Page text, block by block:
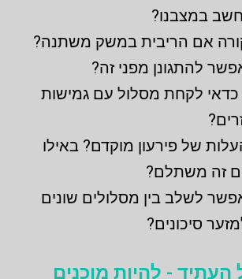
במצבנו?
אם הריבית במשק משתנה?
להתגונן מפני זה?
לקחת מסלול עם גמישות
של פירעון מוקדם? באילו
זה משתלם?
לשלב בין מסלולים שונים
סיכונים?
- להיות מוכנים